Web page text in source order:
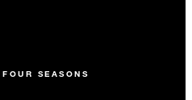
SEASONS